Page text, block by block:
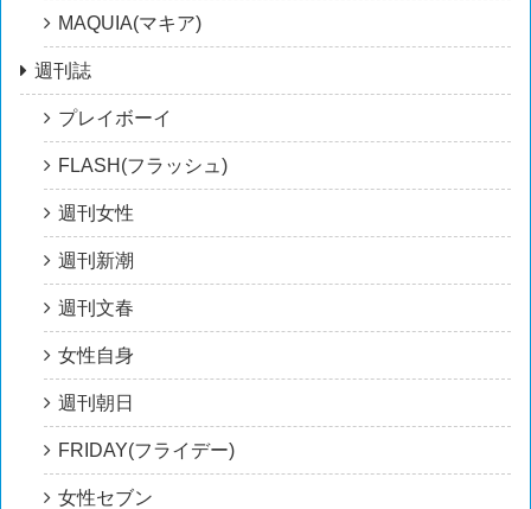
MAQUIA(マキア)
週刊誌
プレイボーイ
FLASH(フラッシュ)
週刊女性
週刊新潮
週刊文春
女性自身
週刊朝日
FRIDAY(フライデー)
女性セブン